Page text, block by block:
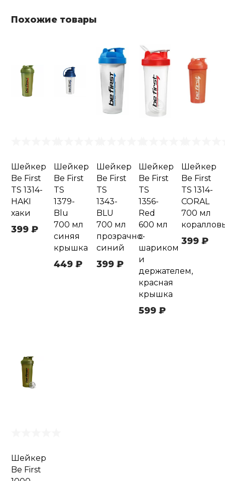
Похожие товары
Шейкер
Be First
TS 1314-
HAKI
хаки
399 ₽
Шейкер
Be First
TS
1379-
Blu
700 мл
синяя
крышка
449 ₽
Шейкер
Be First
TS
1343-
BLU
700 мл
прозрачно-
синий
399 ₽
Шейкер
Be First
TS
1356-
Red
600 мл
с
шариком
и
держателем,
красная
крышка
599 ₽
Шейкер
Be First
TS 1314-
CORAL
700 мл
399 ₽
Шейкер
Be First